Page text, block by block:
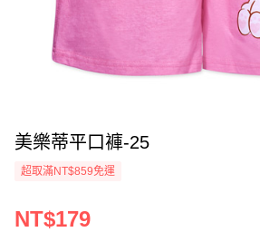
美樂蒂平口褲-25
超取滿NT$859免運
NT$179